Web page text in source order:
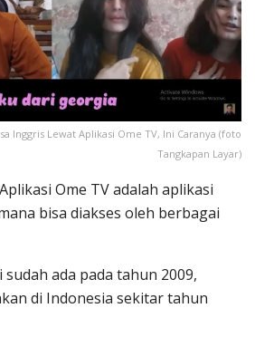
Inggris Lewat Aplikasi Ome TV, Ini Caranya (foto
Tangkapan Layar)
Ome TV adalah aplikasi
bisa diakses oleh berbagai
ada pada tahun 2009,
di Indonesia sekitar tahun